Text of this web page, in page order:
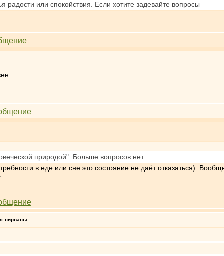
радости или спокойствия. Если хотите задевайте вопросы
природой". Больше вопросов нет.
в еде или сне это состояние не даёт отказаться).
нирваны